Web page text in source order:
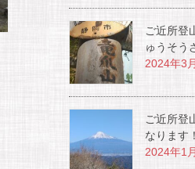
ご近所登
ゅうそう
2024年3
ご近所登
なります！
2024年1